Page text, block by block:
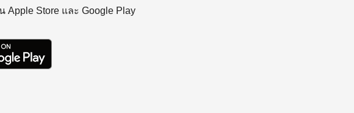
Store และ Google Play